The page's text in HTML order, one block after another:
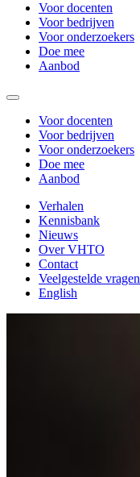
Voor docenten
Voor bedrijven
Voor onderzoekers
Doe mee
Aanbod
Voor docenten
Voor bedrijven
Voor onderzoekers
Doe mee
Aanbod
Verhalen
Kennisbank
Nieuws
Over VHTO
Contact
Veelgestelde vragen
English